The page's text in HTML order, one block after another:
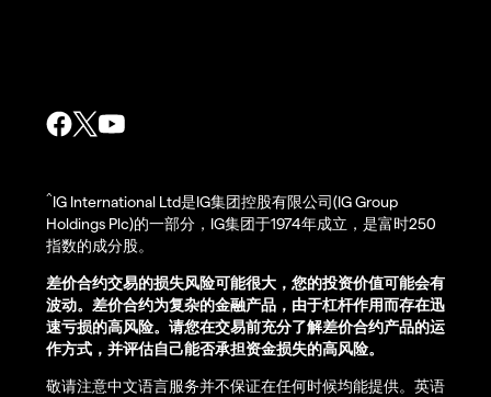
^IG International Ltd是IG集团控股有限公司(IG Group
Holdings Plc)的一部分，IG集团于1974年成立，是富时250
指数的成分股。
差价合约交易的损失风险可能很大，您的投资价值可能会有
波动。差价合约为复杂的金融产品，由于杠杆作用而存在迅
速亏损的高风险。请您在交易前充分了解差价合约产品的运
作方式，并评估自己能否承担资金损失的高风险。
敬请注意中文语言服务并不保证在任何时候均能提供。英语